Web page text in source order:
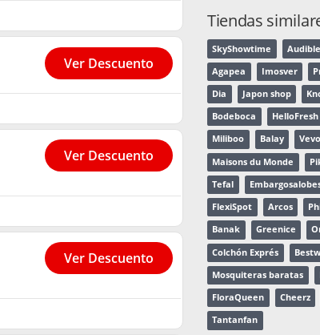
Ver Descuento
Ver Descuento
Ver Descuento
Tiendas
SkyShowtime Audible
Agapea Imosver
Dia Japon shop
Bodeboca HelloFresh
Miliboo Balay
Maisons du Monde
Tefal
FlexiSpot Arcos
Banak Greenice
Colchón Exprés
Mosquiteras baratas
FloraQueen Cheerz
Tantanfan